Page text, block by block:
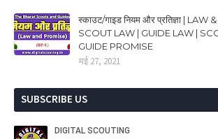
स्काउट/गाइड नियम और प्रतिज्ञा | LAW
SCOUT LAW | GUIDE LAW |
GUIDE PROMISE
मई 27, 2021
SUBSCRIBE US